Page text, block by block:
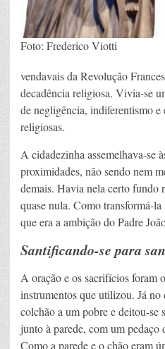
Foto: Frederico Viotti
vendavais da Revolução
decadência religiosa. Vivia-se
de negligência, indiferentismo e
religiosas.
A cidadezinha assemelhava-se
proximidades, não sendo nem
demais. Havia nela certo fundo
quase nula. Como transformá-
que era a ambição do Padre
Santificando-se para
A oração e os sacrifícios foram
instrumentos que utilizou. Já no
colchão a um pobre e deitou-se
junto à parede, com um pedaço
Como a parede e o chão eram